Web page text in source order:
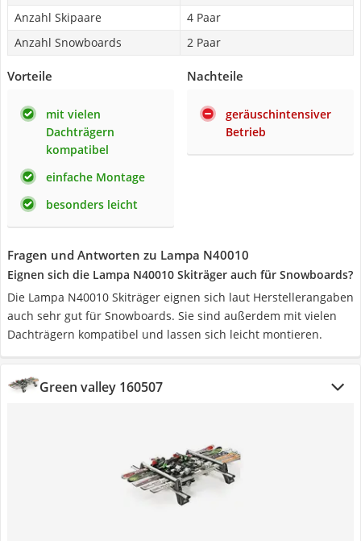
Anzahl Skipaare
4 Paar
Anzahl Snowboards
2 Paar
Vorteile
mit vielen
Dachträgern
kompatibel
einfache Montage
besonders leicht
Nachteile
geräuschintensiver
Betrieb
Fragen und Antworten zu Lampa N40010
Eignen sich die Lampa N40010 Skiträger auch für Snowboards?
Die Lampa N40010 Skiträger eignen sich laut Herstellerangaben
auch sehr gut für Snowboards. Sie sind außerdem mit vielen
Dachträgern kompatibel und lassen sich leicht montieren.
Green valley 160507